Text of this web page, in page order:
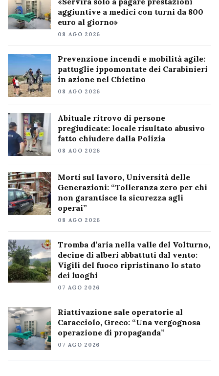
aggiuntive a medici con turni da 800
euro al giorno»
08 AGO 2026
Prevenzione incendi e mobilità agile:
pattuglie ippomontate dei Carabinieri
in azione nel Chietino
08 AGO 2026
Abituale ritrovo di persone
pregiudicate: locale risultato abusivo
fatto chiudere dalla Polizia
08 AGO 2026
Morti sul lavoro, Università delle
Generazioni: “Tolleranza zero per chi
non garantisce la sicurezza agli
operai”
08 AGO 2026
Tromba d’aria nella valle del Volturno,
decine di alberi abbattuti dal vento:
Vigili del fuoco ripristinano lo stato
dei luoghi
07 AGO 2026
Riattivazione sale operatorie al
Caracciolo, Greco: “Una vergognosa
operazione di propaganda”
07 AGO 2026